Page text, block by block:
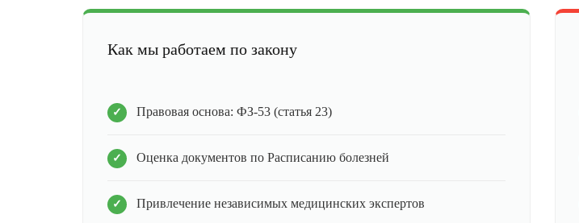
Как мы работаем по закону
Правовая основа: ФЗ-53 (статья 23)
Оценка документов по Расписанию болезней
Привлечение независимых медицинских экспертов